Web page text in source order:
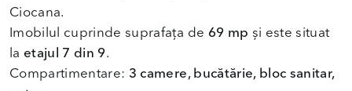
Ciocana.
Imobilul cuprinde suprafața de 69 mp și este situat
la etajul 7 din 9.
Compartimentare: 3 camere, bucătărie, bloc sanitar,